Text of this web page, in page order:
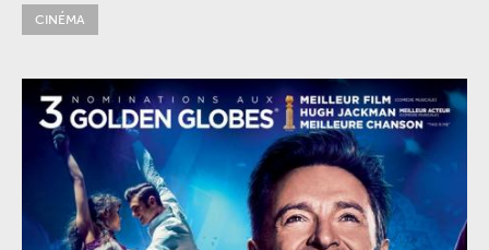
ÀGAGNER
PLAYLIST
LILLELANUIT
CINÉMA